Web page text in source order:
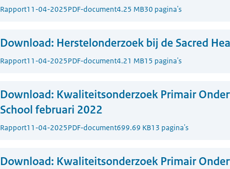
Rapport11-04-2025PDF-document4.25 MB30 pagina's
Download: Herstelonderzoek bij de Sacred
Rapport11-04-2025PDF-document4.21 MB15 pagina's
Download: Kwaliteitsonderzoek Primair
School februari 2022
Rapport11-04-2025PDF-document699.69 KB13 pagina's
Download: Kwaliteitsonderzoek Primair